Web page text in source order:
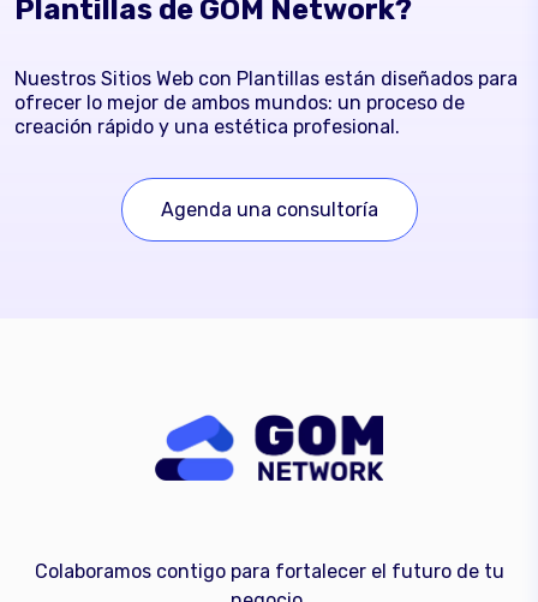
Plantillas de GOM Network?
Nuestros Sitios Web con Plantillas están diseñados para
ofrecer lo mejor de ambos mundos: un proceso de
creación rápido y una estética profesional.
Agenda una consultoría
Colaboramos contigo para fortalecer el futuro de tu